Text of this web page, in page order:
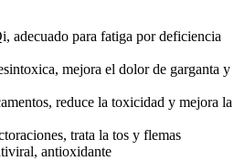
adecuado para fatiga por deficiencia
mejora el dolor de garganta y
reduce la toxicidad y mejora la
trata la tos y flemas
antioxidante